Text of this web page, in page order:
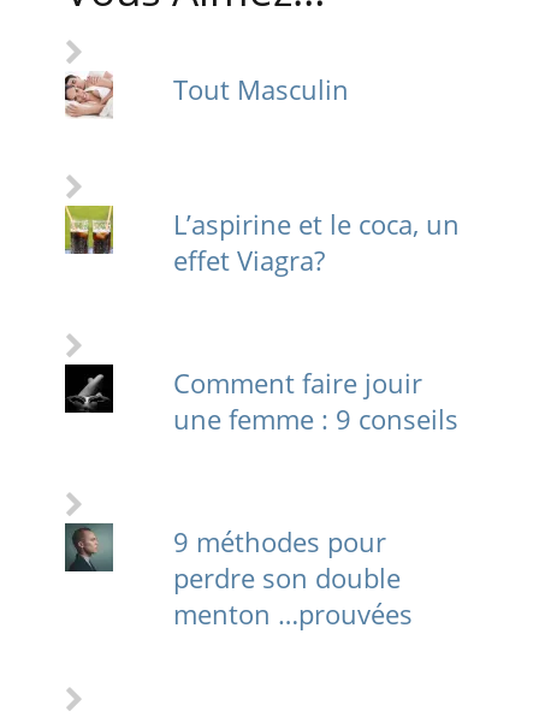
Tout Masculin
L’aspirine et le coca, un
effet Viagra?
Comment faire jouir
une femme : 9 conseils
9 méthodes pour
perdre son double
menton …prouvées